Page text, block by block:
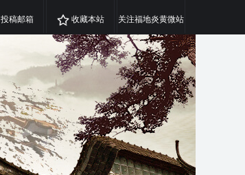
投稿邮箱 收藏本站 关注福地炎黄微站